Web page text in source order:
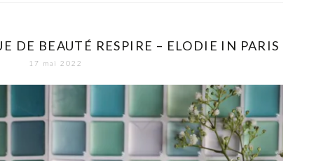
DE BEAUTÉ RESPIRE – ELODIE IN PARIS
17 mai 2022